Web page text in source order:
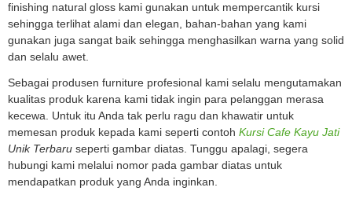
finishing natural gloss kami gunakan untuk mempercantik kursi
sehingga terlihat alami dan elegan, bahan-bahan yang kami
gunakan juga sangat baik sehingga menghasilkan warna yang solid
dan selalu awet.
Sebagai produsen furniture profesional kami selalu mengutamakan
kualitas produk karena kami tidak ingin para pelanggan merasa
kecewa. Untuk itu Anda tak perlu ragu dan khawatir untuk
memesan produk kepada kami seperti contoh Kursi Cafe Kayu Jati
Unik Terbaru seperti gambar diatas. Tunggu apalagi, segera
hubungi kami melalui nomor pada gambar diatas untuk
mendapatkan produk yang Anda inginkan.